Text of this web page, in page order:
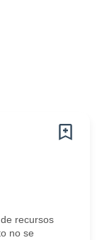
recursos
no se